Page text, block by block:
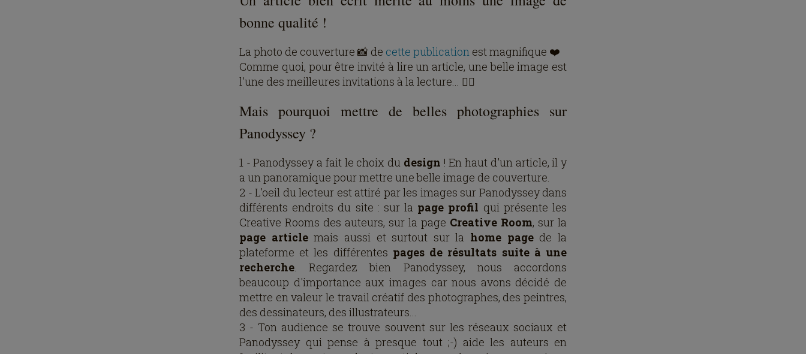
bonne qualité !
La photo de couverture 📸 de cette publication est magnifique ❤️
Comme quoi, pour être invité à lire un article, une belle image est
l'une des meilleures invitations à la lecture... ✍🏻
Mais pourquoi mettre de belles photographies sur
Panodyssey ?
1 - Panodyssey a fait le choix du design ! En haut d'un article, il y
a un panoramique pour mettre une belle image de couverture.
2 - L'oeil du lecteur est attiré par les images sur Panodyssey dans
différents endroits du site : sur la page profil qui présente les
Creative Rooms des auteurs, sur la page Creative Room, sur la
page articlemais aussi et surtout sur la home pagede la
plateforme et les différentes pages de résultats suite à une
recherche. Regardez bien Panodyssey, nous accordons
beaucoup d'importance aux images car nous avons décidé de
mettre en valeur le travail créatif des photographes, des peintres,
des dessinateurs, des illustrateurs...
3 - Ton audience se trouve souvent sur les réseaux sociaux et
Panodyssey qui pense à presque tout ;-) aide les auteurs en